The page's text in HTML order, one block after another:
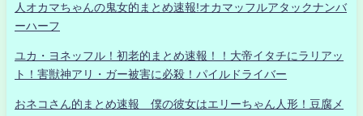
人オカマちゃんの鬼女的まとめ速報!オカマッフルアタックナンバ
ーハーフ
ユカ・ヨネッフル！初老的まとめ速報！！大帝イタチにラリアッ
ト！害獣神アリ・ガー被害に必殺！パイルドライバー
おネコさん的まとめ速報 僕の彼女はエリーちゃん人形！豆腐メ